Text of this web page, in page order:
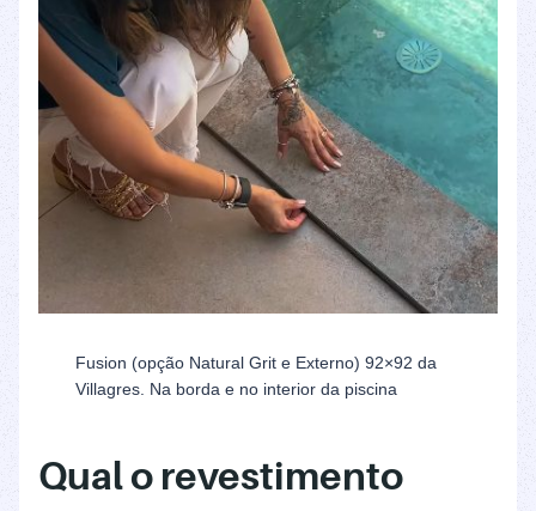
Fusion (opção Natural Grit e Externo) 92×92 da
Villagres. Na borda e no interior da piscina
Qual o revestimento